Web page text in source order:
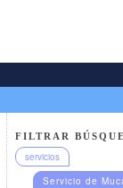
FILTRAR
servicios
Servicio de